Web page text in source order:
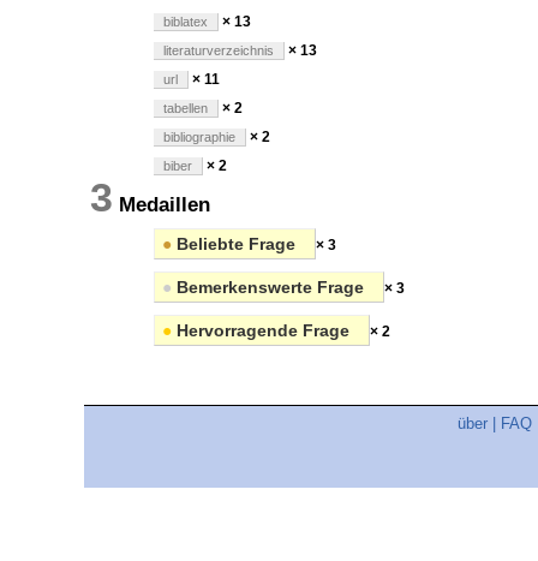
biblatex × 13
literaturverzeichnis × 13
url × 11
tabellen × 2
bibliographie × 2
biber × 2
3 Medaillen
● Beliebte Frage × 3
● Bemerkenswerte Frage × 3
● Hervorragende Frage × 2
über FAQ